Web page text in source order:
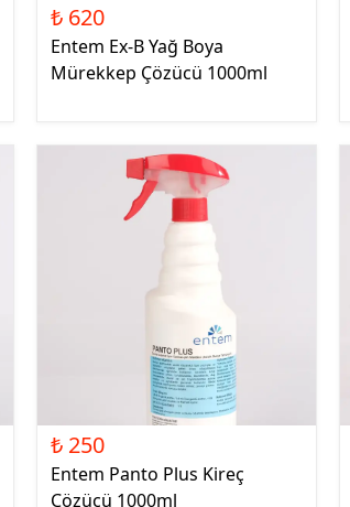
₺ 620
Entem Ex-B Yağ Boya
Mürekkep Çözücü 1000ml
₺ 250
Entem Panto Plus Kireç
Çözücü 1000ml